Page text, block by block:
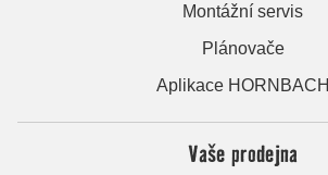
Montážní servis
Plánovače
Aplikace HORNBACH
Vaše prodejna